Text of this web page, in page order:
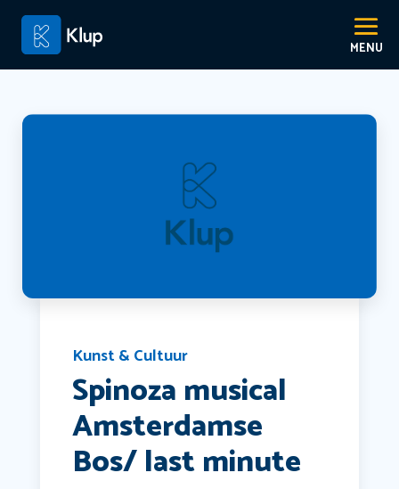
Kunst & Cultuur
Spinoza musical
Amsterdamse
Bos/ last minute